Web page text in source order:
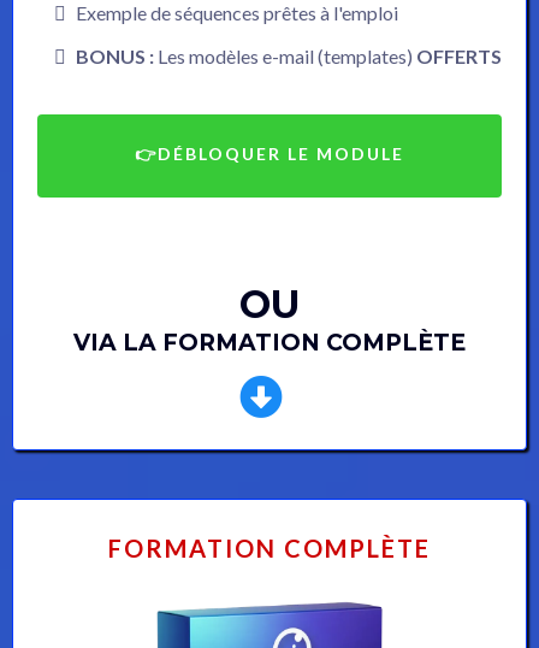
Exemple de séquences prêtes à l'emploi
BONUS : Les modèles e-mail (templates) OFFERTS
👉DÉBLOQUER LE MODULE
OU
VIA LA FORMATION COMPLÈTE
FORMATION COMPLÈTE